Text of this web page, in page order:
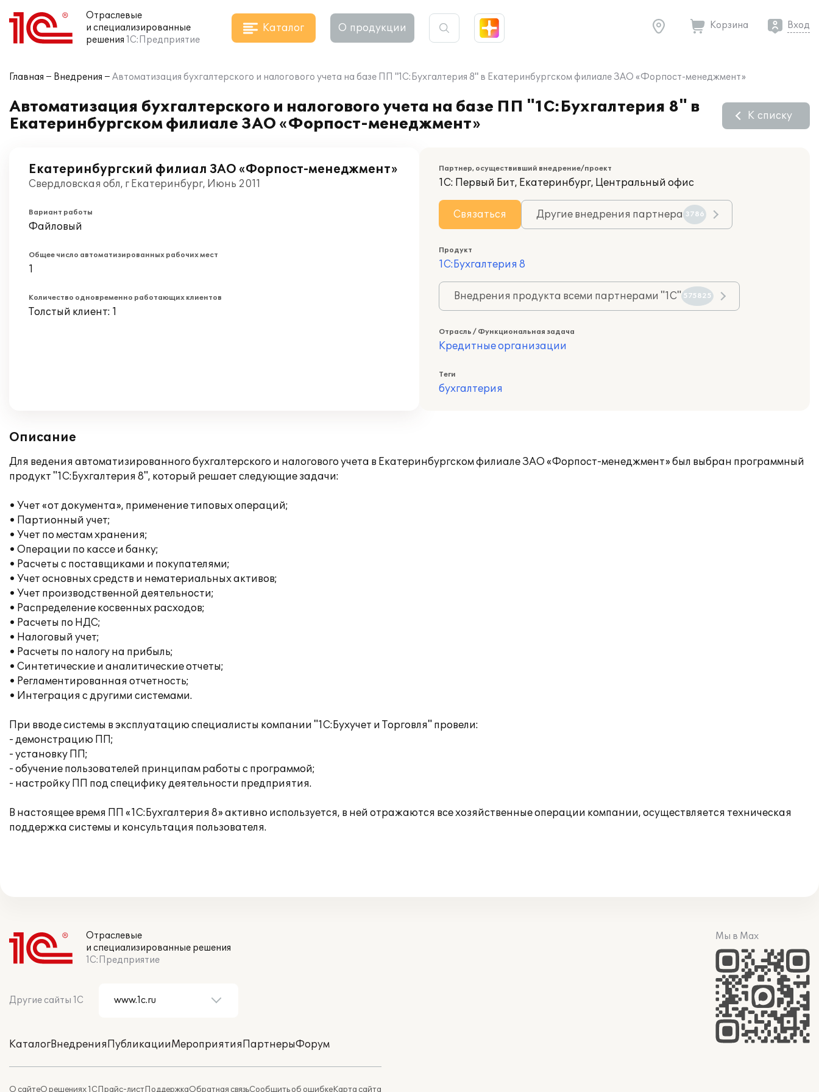
Отраслевые
и специализированные
решения 1С:Предприятие
Каталог О продукции Корзина Вход
Главная Внедрения Автоматизация бухгалтерского и налогового учета на базе ПП "1С:Бухгалтерия 8" в Екатеринбургском филиале ЗАО «Форпост-менеджмент»
Автоматизация бухгалтерского и налогового учета на базе ПП "1С:Бухгалтерия 8" в
Екатеринбургском филиале ЗАО «Форпост-менеджмент»
К списку
Екатеринбургский филиал ЗАО «Форпост-менеджмент»
Свердловская обл, г Екатеринбург, Июнь 2011
Вариант работы
Файловый
Общее число автоматизированных рабочих мест
1
Количество одновременно работающих клиентов
Толстый клиент: 1
Партнер, осуществивший внедрение/проект
1С: Первый Бит, Екатеринбург, Центральный офис
Связаться Другие внедрения партнера 3786
Продукт
1С:Бухгалтерия 8
Внедрения продукта всеми партнерами "1С" 575825
Отрасль / Функциональная задача
Кредитные организации
Теги
бухгалтерия
Описание
Для ведения автоматизированного бухгалтерского и налогового учета в Екатеринбургском филиале ЗАО «Форпост-менеджмент» был выбран программный
продукт "1С:Бухгалтерия 8", который решает следующие задачи:
• Учет «от документа», применение типовых операций;
• Партионный учет;
• Учет по местам хранения;
• Операции по кассе и банку;
• Расчеты с поставщиками и покупателями;
• Учет основных средств и нематериальных активов;
• Учет производственной деятельности;
• Распределение косвенных расходов;
• Расчеты по НДС;
• Налоговый учет;
• Расчеты по налогу на прибыль;
• Синтетические и аналитические отчеты;
• Регламентированная отчетность;
• Интеграция с другими системами.
При вводе системы в эксплуатацию специалисты компании "1С:Бухучет и Торговля" провели:
- демонстрацию ПП;
- установку ПП;
- обучение пользователей принципам работы с программой;
- настройку ПП под специфику деятельности предприятия.
В настоящее время ПП «1С:Бухгалтерия 8» активно используется, в ней отражаются все хозяйственные операции компании, осуществляется техническая
поддержка системы и консультация пользователя.
Отраслевые
и специализированные решения
1С:Предприятие
Другие сайты 1С
КаталогВнедренияПубликацииМероприятияПартнерыФорум
О сайтеО решениях 1СПрайс-листПоддержкаОбратная связьСообщить об ошибкеКарта сайта
Мы в Max